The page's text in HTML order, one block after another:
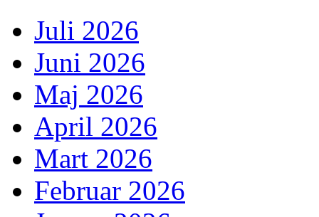
Juli 2026
Juni 2026
Maj 2026
April 2026
Mart 2026
Februar 2026